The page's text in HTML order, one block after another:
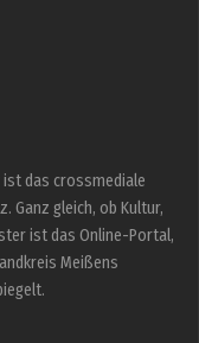
ist das crossmediale
Ganz gleich, ob Kultur,
ist das Online-Portal,
Meißens